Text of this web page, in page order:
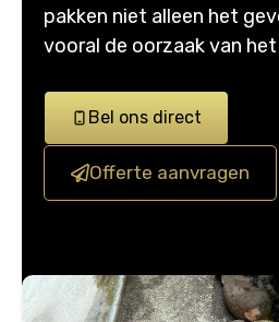
pakken niet alleen het
vooral de oorzaak van
Bel ons direct
Offerte aanvragen